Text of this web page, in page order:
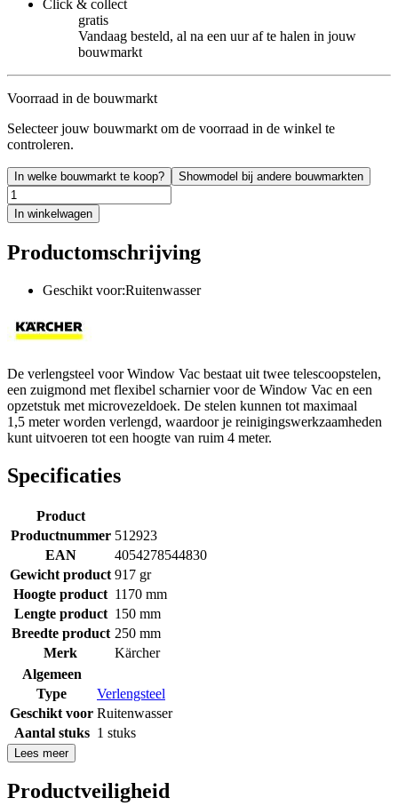
Click & collect
gratis
Vandaag besteld, al na een uur af te halen in jouw
bouwmarkt
Voorraad in de bouwmarkt
Selecteer jouw bouwmarkt om de voorraad in de winkel te
controleren.
In welke bouwmarkt te koop? Showmodel bij andere bouwmarkten
In winkelwagen
Productomschrijving
Geschikt voor:Ruitenwasser
De verlengsteel voor Window Vac bestaat uit twee telescoopstelen,
een zuigmond met flexibel scharnier voor de Window Vac en een
opzetstuk met microvezeldoek. De stelen kunnen tot maximaal
1,5 meter worden verlengd, waardoor je reinigingswerkzaamheden
kunt uitvoeren tot een hoogte van ruim 4 meter.
Specificaties
Product
Productnummer 512923
EAN
4054278544830
Gewicht product 917 gr
Hoogte product 1170 mm
Lengte product 150 mm
Breedte product 250 mm
Merk
Kärcher
Algemeen
Type
Verlengsteel
Geschikt voor Ruitenwasser
Aantal stuks 1 stuks
Lees meer
Productveiligheid